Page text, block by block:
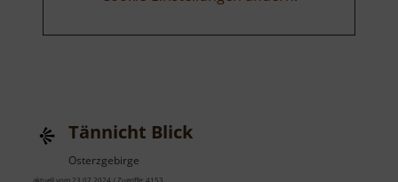
Tännicht Blick
Osterzgebirge
aktuell vom 23.07.2024 / Zugriffe: 4153